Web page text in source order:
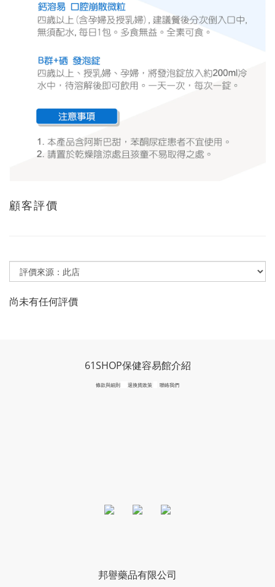
顧客評價
尚未有任何評價
61SHOP保健容易館介紹
條款與細則 退換貨政策 聯絡我們
邦譽藥品有限公司